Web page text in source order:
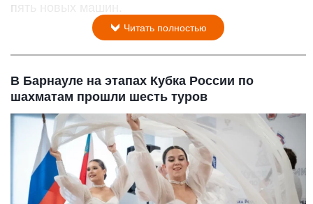
пять новых машин.
Читать полностью
В Барнауле на этапах Кубка России по
шахматам прошли шесть туров